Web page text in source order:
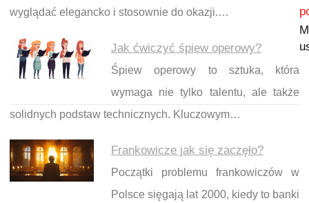
wyglądać elegancko i stosownie do okazji.…
Jak ćwiczyć śpiew operowy?
Śpiew operowy to sztuka, która
wymaga nie tylko talentu, ale także
solidnych podstaw technicznych. Kluczowym…
Frankowicze jak się zaczęło?
Początki problemu frankowiczów w
Polsce sięgają lat 2000, kiedy to banki